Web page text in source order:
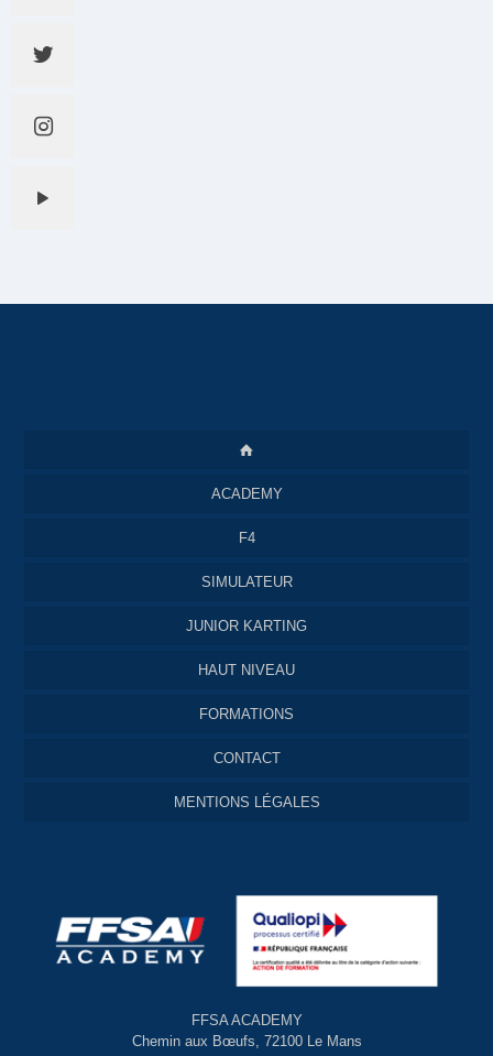
ACADEMY
F4
SIMULATEUR
JUNIOR KARTING
HAUT NIVEAU
FORMATIONS
CONTACT
MENTIONS LÉGALES
FFSA ACADEMY
Chemin aux Bœufs, 72100 Le Mans